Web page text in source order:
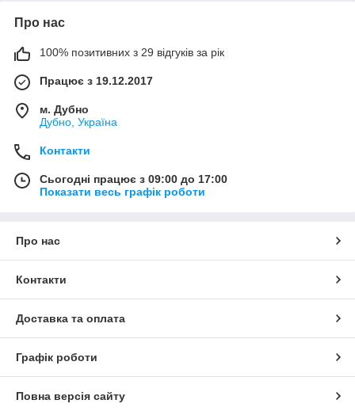
Про нас
100% позитивних з 29 відгуків за рік
Працює з 19.12.2017
м. Дубно
Дубно, Україна
Контакти
Сьогодні працює з 09:00 до 17:00
Показати весь графік роботи
Про нас
Контакти
Доставка та оплата
Графік роботи
Повна версія сайту